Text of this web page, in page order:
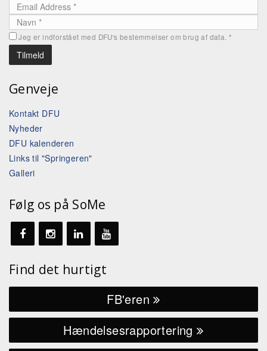
Jeg er indforstået med DFU's bestemmelser om brug af data.*
Genveje
Kontakt DFU
Nyheder
DFU kalenderen
Links til "Springeren"
Galleri
Følg os på SoMe
Find det hurtigt
FB'eren
Hændelsesrapportering